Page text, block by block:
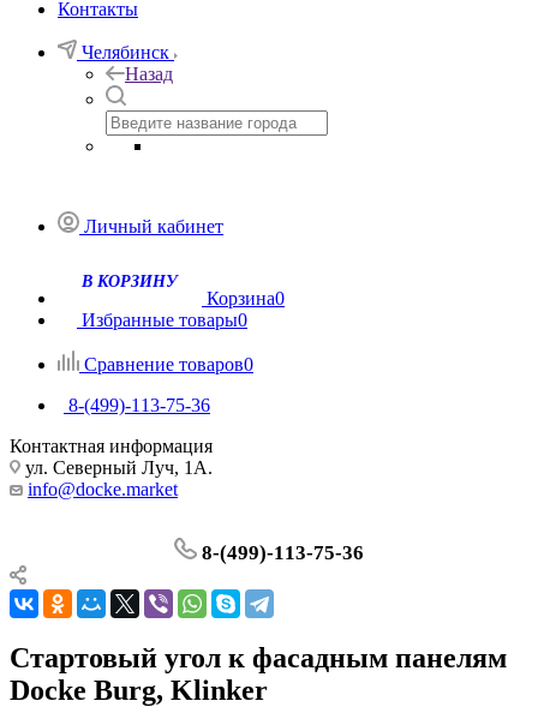
Контакты
Челябинск
Назад
Личный кабинет
Корзина0
Избранные товары0
Сравнение товаров0
8-(499)-113-75-36
Контактная информация
ул. Северный Луч, 1А.
info@docke.market
8-(499)-113-75-36
Стартовый угол к фасадным панелям
Docke Burg, Klinker